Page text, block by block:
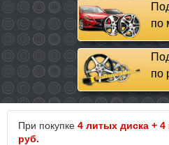
по
по
При покупке 4 литых диска +
руб.